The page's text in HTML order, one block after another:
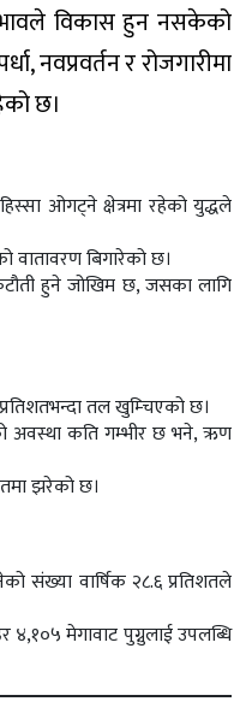
विकास हुन नसकेको
नवप्रवर्तन र रोजगारीमा
छ।
ओगट्ने क्षेत्रमा रहेको युद्धले
वातावरण बिगारेको छ।
हुने जोखिम छ, जसका लागि
तल खुम्चिएको छ।
कति गम्भीर छ भने, ऋण
झरेको छ।
संख्या वार्षिक २८.६ प्रतिशतले
४,१०५ मेगावाट पुग्नुलाई उपलब्धि